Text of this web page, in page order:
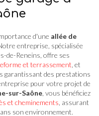
d'une allée de
entreprise, spécialisée
de-Reneins, offre ses
et terrassement , et
garantissant des prestations
pour votre projet de
sur-Saône , vous bénéficiez
et cheminements , assurant
son environnement.